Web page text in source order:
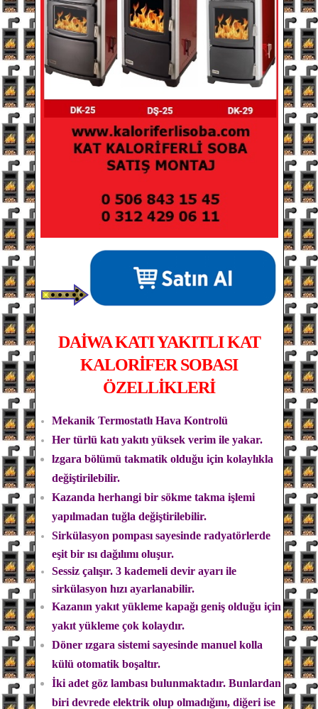
DAİWAKATI YAKITLI KAT
KALORİFER SOBASI
ÖZELLİKLERİ
Mekanik Termostatlı Hava Kontrolü
Her türlü katı yakıtı yüksek verim ile yakar.
lzgara bölümü takmatik olduğu için kolaylıkla
değiştirilebilir.
Kazanda herhangi bir sökme takma işlemi
yapılmadan tuğla değiştirilebilir.
Sirkülasyon pompası sayesinde radyatörlerde
eşit bir ısı dağılımı oluşur.
Sessiz çalışır. 3 kademeli devir ayarı ile
sirkülasyon hızı ayarlanabilir.
Kazanın yakıt yükleme kapağı geniş olduğu için
yakıt yükleme çok kolaydır.
Döner ızgara sistemi sayesinde manuel kolla
külü otomatik boşaltır.
İki adet göz lambası bulunmaktadır. Bunlardan
biri devrede elektrik olup olmadığını, diğeri ise